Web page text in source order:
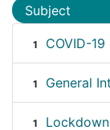
Subject
1 COVID-19
1 General
1 Lockdown